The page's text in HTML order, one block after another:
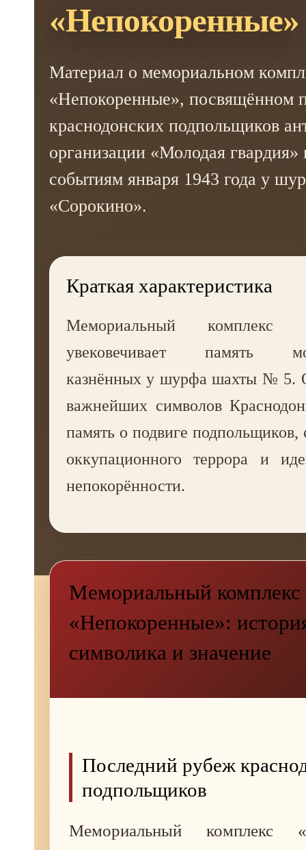
«Непокоренные»
Материал о мемориальном
«Непокоренные», посвящённом
краснодонских подпольщиков
организации «Молодая гвардия»
событиям января 1943 года у
«Сорокино».
Краткая характеристика
Мемориальный комплекс
увековечивает память
казнённых у шурфа шахты № 5.
важнейших символов
память о подвиге подпольщиков,
оккупационного террора и
непокорённости.
Мемориальный комплекс
«Непокоренные»:
символика и значение
Последний рубеж
подпольщиков
Мемориальный комплекс